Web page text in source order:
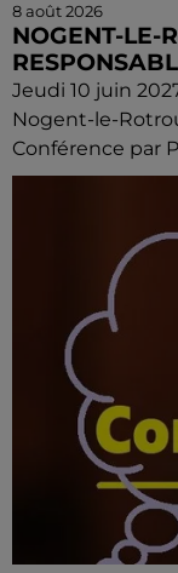
8 août 2026
NOGENT-LE-
Jeudi 10 juin
Nogent-le-
Conférence par